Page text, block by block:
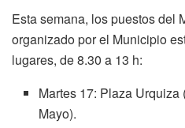
Esta semana, los puestos del
organizado por el Municipio
lugares, de 8.30 a 13 h:
Martes 17: Plaza
Mayo).